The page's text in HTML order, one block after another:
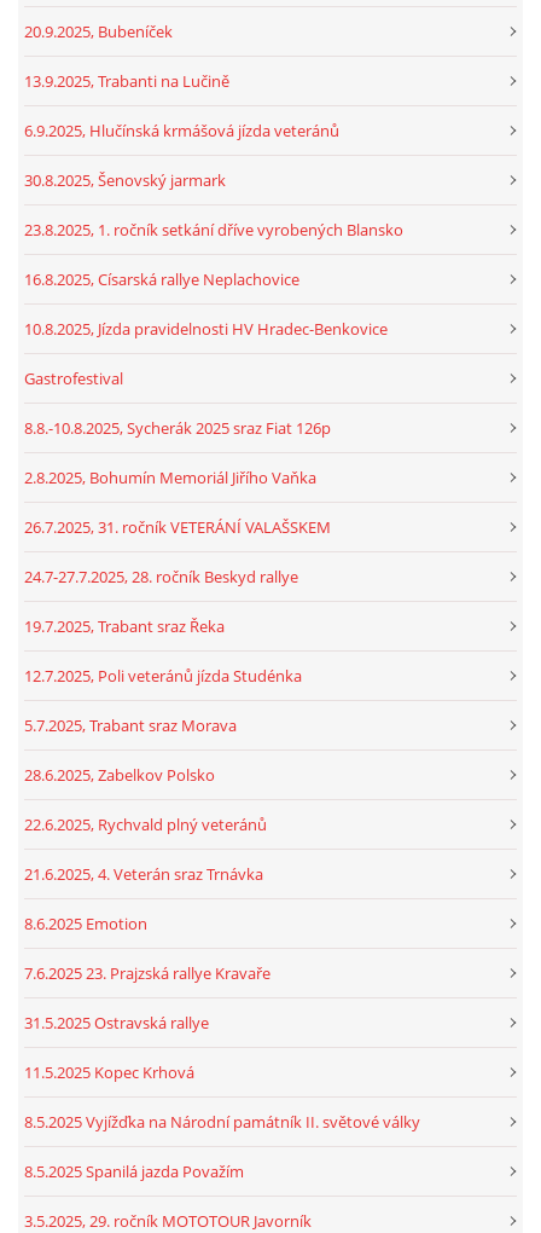
20.9.2025, Bubeníček
13.9.2025, Trabanti na Lučině
6.9.2025, Hlučínská krmášová jízda veteránů
30.8.2025, Šenovský jarmark
23.8.2025, 1. ročník setkání dříve vyrobených Blansko
16.8.2025, Císarská rallye Neplachovice
10.8.2025, Jízda pravidelnosti HV Hradec-Benkovice
Gastrofestival
8.8.-10.8.2025, Sycherák 2025 sraz Fiat 126p
2.8.2025, Bohumín Memoriál Jiřího Vaňka
26.7.2025, 31. ročník VETERÁNÍ VALAŠSKEM
24.7-27.7.2025, 28. ročník Beskyd rallye
19.7.2025, Trabant sraz Řeka
12.7.2025, Poli veteránů jízda Studénka
5.7.2025, Trabant sraz Morava
28.6.2025, Zabelkov Polsko
22.6.2025, Rychvald plný veteránů
21.6.2025, 4. Veterán sraz Trnávka
8.6.2025 Emotion
7.6.2025 23. Prajzská rallye Kravaře
31.5.2025 Ostravská rallye
11.5.2025 Kopec Krhová
8.5.2025 Vyjížďka na Národní památník II. světové války
8.5.2025 Spanilá jazda Považím
3.5.2025, 29. ročník MOTOTOUR Javorník